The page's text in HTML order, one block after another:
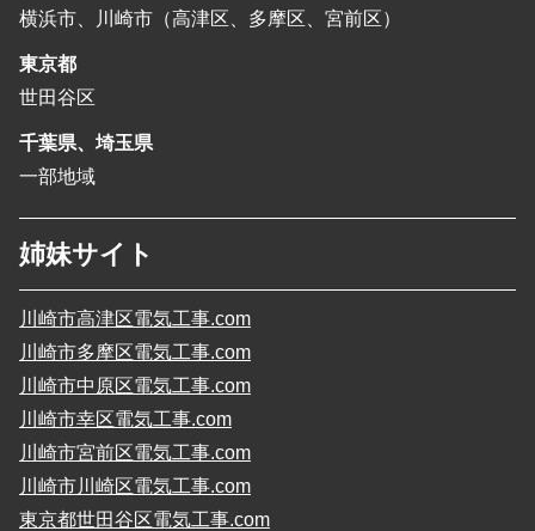
横浜市、川崎市（高津区、多摩区、宮前区）
東京都
世田谷区
千葉県、埼玉県
一部地域
姉妹サイト
川崎市高津区電気工事.com
川崎市多摩区電気工事.com
川崎市中原区電気工事.com
川崎市幸区電気工事.com
川崎市宮前区電気工事.com
川崎市川崎区電気工事.com
東京都世田谷区電気工事.com